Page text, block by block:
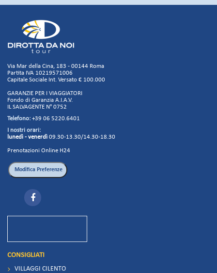
Via Mar della Cina, 183 - 00144 Roma
Partita IVA 10219571006
Capitale Sociale Int. Versato € 100.000
GARANZIE PER I VIAGGIATORI
Fondo di Garanzia A.I.A.V.
IL SALVAGENTE N° 0752
Telefono: +39 06 5220.6401
I nostri orari:
lunedì - venerdì 09.30-13.30/14.30-18.30
Prenotazioni Online H24
CONSIGLIATI
VILLAGGI CILENTO